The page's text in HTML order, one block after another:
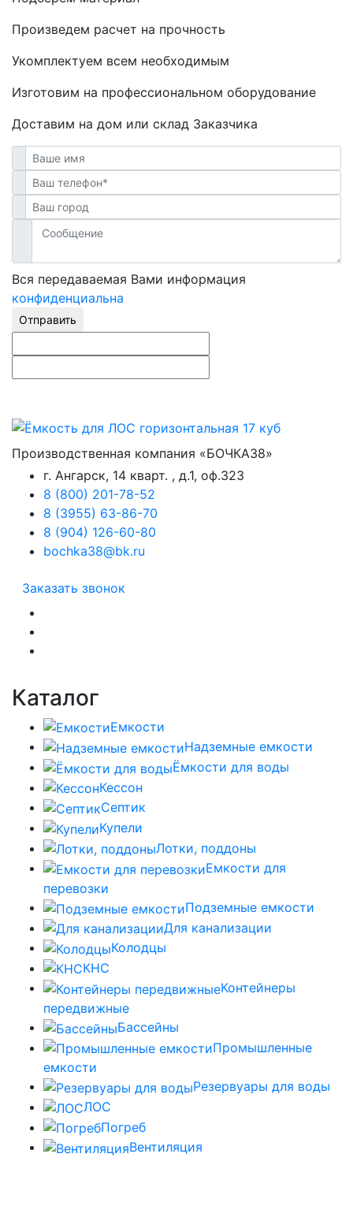
Произведем расчет на прочность
Укомплектуем всем необходимым
Изготовим на профессиональном оборудование
Доставим на дом или склад Заказчика
Вся передаваемая Вами информация
конфиденциальна
Отправить
Производственная компания «БОЧКА38»
г. Ангарск, 14 кварт. , д.1, оф.323
8 (800) 201-78-52
8 (3955) 63-86-70
8 (904) 126-60-80
bochka38@bk.ru
Заказать звонок
Каталог
Емкости
Надземные емкости
Ёмкости для воды
Кессон
Септик
Купели
Лотки, поддоны
Емкости для
перевозки
Подземные емкости
Для канализации
Колодцы
КНС
Контейнеры
передвижные
Бассейны
Промышленные
емкости
Резервуары для воды
ЛОС
Погреб
Вентиляция